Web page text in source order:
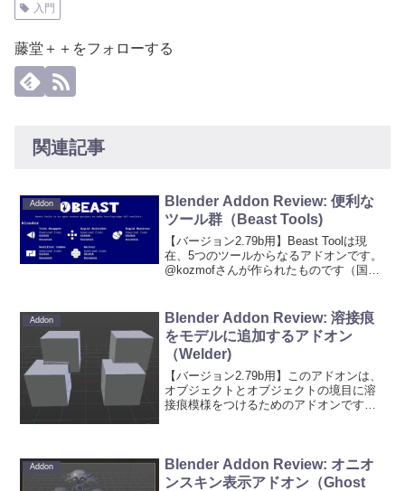
入門
藤堂＋＋をフォローする
関連記事
Addon
Blender Addon Review: 便利な
ツール群（Beast Tools)
【バージョン2.79b用】Beast Toolは現
在、5つのツールからなるアドオンです。
@kozmofさんが作られたものです（国
書きます。★入手方法...
Addon
Blender Addon Review: 溶接痕
をモデルに追加するアドオン
（Welder)
【バージョン2.79b用】このアドオンは、
オブジェクトとオブジェクトの境目に溶
接痕模様をつけるためのアドオンです。
るだろうなと思っ...
Addon
Blender Addon Review: オニオ
ンスキン表示アドオン（Ghost